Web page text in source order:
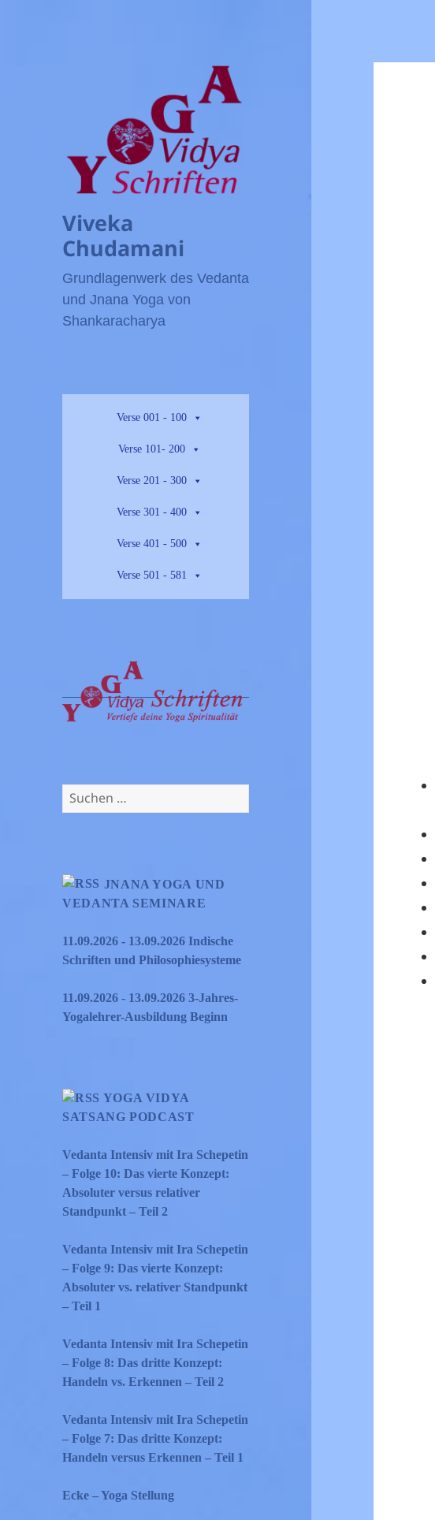
Viveka
Chudamani
Grundlagenwerk des Vedanta
und Jnana Yoga von
Shankaracharya
Verse 001 - 100
Verse 101- 200
Verse 201 - 300
Verse 301 - 400
Verse 401 - 500
Verse 501 - 581
Suchen
nach:
JNANA YOGA UND
VEDANTA SEMINARE
11.09.2026 - 13.09.2026 Indische
Schriften und Philosophiesysteme
11.09.2026 - 13.09.2026 3-Jahres-
Yogalehrer-Ausbildung Beginn
YOGA VIDYA
SATSANG PODCAST
Vedanta Intensiv mit Ira Schepetin
– Folge 10: Das vierte Konzept:
Absoluter versus relativer
Standpunkt – Teil 2
Vedanta Intensiv mit Ira Schepetin
– Folge 9: Das vierte Konzept:
Absoluter vs. relativer Standpunkt
– Teil 1
Vedanta Intensiv mit Ira Schepetin
– Folge 8: Das dritte Konzept:
Handeln vs. Erkennen – Teil 2
Vedanta Intensiv mit Ira Schepetin
– Folge 7: Das dritte Konzept:
Handeln versus Erkennen – Teil 1
Ecke – Yoga Stellung